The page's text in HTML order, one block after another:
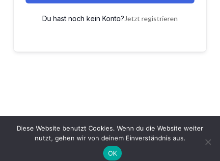
Du hast noch kein Konto? Jetzt registrieren
Diese Website benutzt Cookies. Wenn du die Website weiter
nutzt, gehen wir von deinem Einverständnis aus.
OK